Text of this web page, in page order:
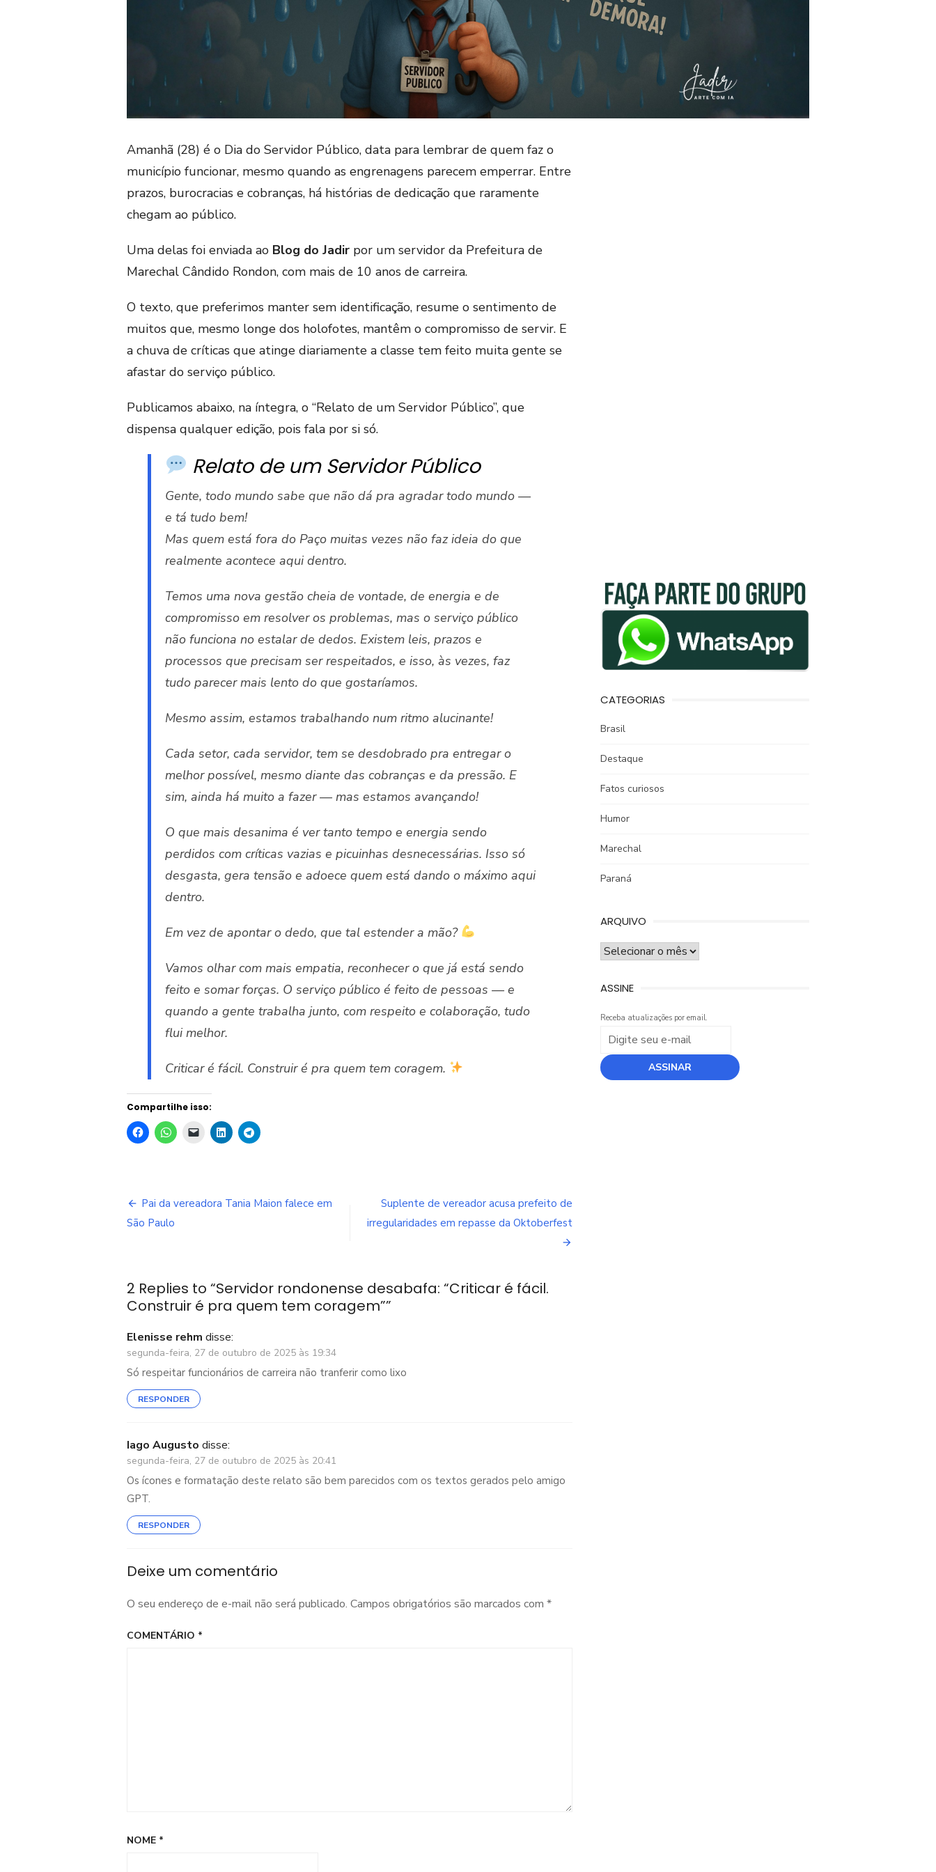
Amanhã (28) é o Dia do Servidor Público, data para lembrar de quem faz o
município funcionar, mesmo quando as engrenagens parecem emperrar. Entre
prazos, burocracias e cobranças, há histórias de dedicação que raramente
chegam ao público.
Uma delas foi enviada ao Blog do Jadir por um servidor da Prefeitura de
Marechal Cândido Rondon, com mais de 10 anos de carreira.
O texto, que preferimos manter sem identificação, resume o sentimento de
muitos que, mesmo longe dos holofotes, mantêm o compromisso de servir. E
a chuva de críticas que atinge diariamente a classe tem feito muita gente se
afastar do serviço público.
Publicamos abaixo, na íntegra, o “Relato de um Servidor Público”, que
dispensa qualquer edição, pois fala por si só.
Relato de um Servidor Público
Gente, todo mundo sabe que não dá pra agradar todo mundo —
e tá tudo bem!
Mas quem está fora do Paço muitas vezes não faz ideia do que
realmente acontece aqui dentro.
Temos uma nova gestão cheia de vontade, de energia e de
compromisso em resolver os problemas, mas o serviço público
não funciona no estalar de dedos. Existem leis, prazos e
processos que precisam ser respeitados, e isso, às vezes, faz
tudo parecer mais lento do que gostaríamos.
Mesmo assim, estamos trabalhando num ritmo alucinante!
Cada setor, cada servidor, tem se desdobrado pra entregar o
melhor possível, mesmo diante das cobranças e da pressão. E
sim, ainda há muito a fazer — mas estamos avançando!
O que mais desanima é ver tanto tempo e energia sendo
perdidos com críticas vazias e picuinhas desnecessárias. Isso só
desgasta, gera tensão e adoece quem está dando o máximo aqui
dentro.
Em vez de apontar o dedo, que tal estender a mão?
Vamos olhar com mais empatia, reconhecer o que já está sendo
feito e somar forças. O serviço público é feito de pessoas — e
quando a gente trabalha junto, com respeito e colaboração, tudo
flui melhor.
Criticar é fácil. Construir é pra quem tem coragem.
Compartilhe isso:
Navegação
de
Pai da vereadora Tania Maion falece em
São Paulo
Suplente de vereador acusa prefeito de
irregularidades em repasse da Oktoberfest
2 Replies to “Servidor rondonense desabafa: “Criticar é fácil.
Construir é pra quem tem coragem””
Elenisse rehm disse:
segunda-feira, 27 de outubro de 2025 às 19:34
Só respeitar funcionários de carreira não tranferir como lixo
RESPONDER
Iago Augusto disse:
segunda-feira, 27 de outubro de 2025 às 20:41
Os ícones e formatação deste relato são bem parecidos com os textos gerados pelo amigo
GPT.
RESPONDER
Deixe um comentário
O seu endereço de e-mail não será publicado. Campos obrigatórios são marcados com *
COMENTÁRIO *
NOME *
CATEGORIAS
Brasil
Destaque
Fatos curiosos
Humor
Marechal
Paraná
ARQUIVO
ARQUIVO
ASSINE
Receba atualizações por email.